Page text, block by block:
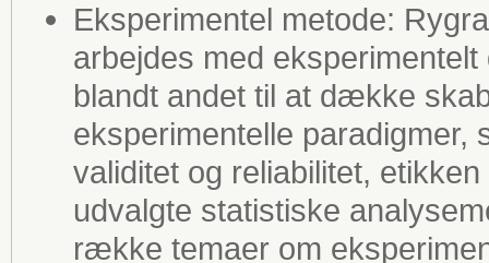
Eksperimentel metode:
arbejdes med
blandt andet til at dække
eksperimentelle paradigmer,
validitet og reliabilitet,
udvalgte statistiske
række temaer om